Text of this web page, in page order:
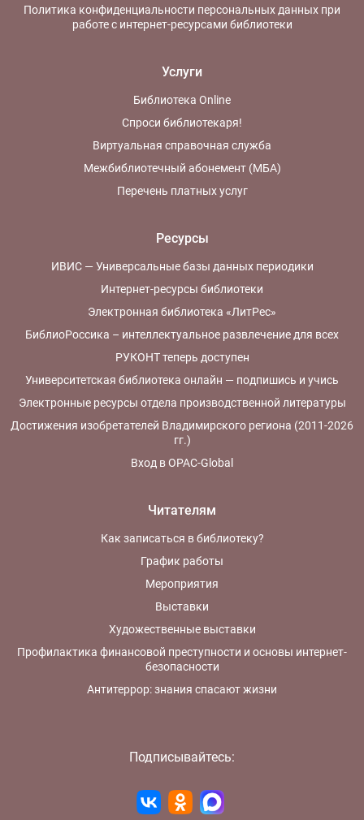
Политика конфиденциальности персональных данных при
работе с интернет-ресурсами библиотеки
Услуги
Библиотека Online
Спроси библиотекаря!
Виртуальная справочная служба
Межбиблиотечный абонемент (МБА)
Перечень платных услуг
Ресурсы
ИВИС — Универсальные базы данных периодики
Интернет-ресурсы библиотеки
Электронная библиотека «ЛитРес»
БиблиоРоссика – интеллектуальное развлечение для всех
РУКОНТ теперь доступен
Университетская библиотека онлайн — подпишись и учись
Электронные ресурсы отдела производственной литературы
Достижения изобретателей Владимирского региона (2011-2026
гг.)
Вход в OPAC-Global
Читателям
Как записаться в библиотеку?
График работы
Мероприятия
Выставки
Художественные выставки
Профилактика финансовой преступности и основы интернет-
безопасности
Антитеррор: знания спасают жизни
Подписывайтесь: